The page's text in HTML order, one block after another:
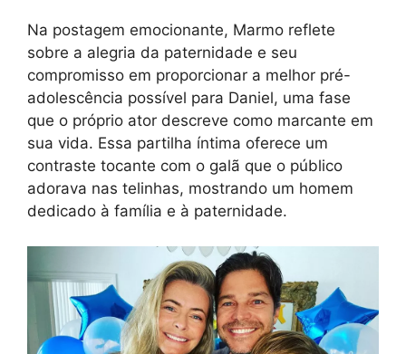
Na postagem emocionante, Marmo reflete
sobre a alegria da paternidade e seu
compromisso em proporcionar a melhor pré-
adolescência possível para Daniel, uma fase
que o próprio ator descreve como marcante em
sua vida. Essa partilha íntima oferece um
contraste tocante com o galã que o público
adorava nas telinhas, mostrando um homem
dedicado à família e à paternidade.